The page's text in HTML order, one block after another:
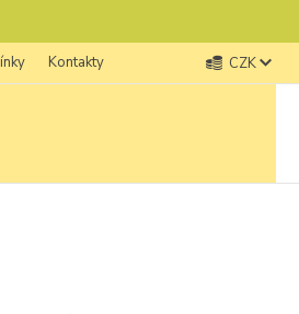
Kontakty CZK